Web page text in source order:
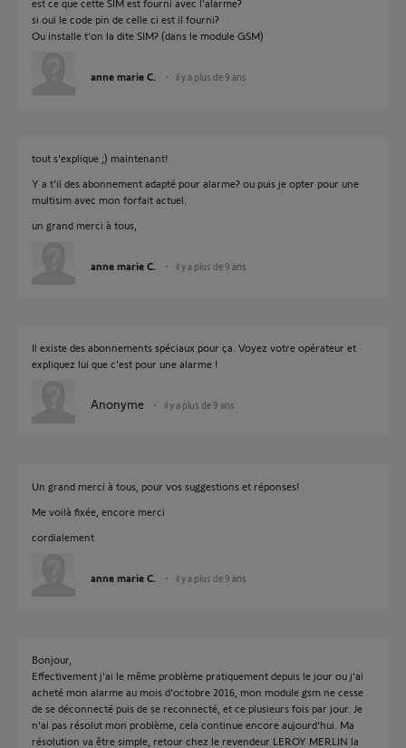
est ce que cette SIM est fourni avec l'alarme?
si oui le code pin de celle ci est il fourni?
Ou installe t'on la dite SIM? (dans le module GSM)
anne marie C. il y a plus de 9 ans
tout s'explique ;) maintenant!
Y a t'il des abonnement adapté pour alarme? ou puis je opter pour une
multisim avec mon forfait actuel.
un grand merci à tous,
anne marie C. il y a plus de 9 ans
Il existe des abonnements spéciaux pour ça. Voyez votre opérateur et
expliquez lui que c'est pour une alarme !
Anonyme il y a plus de 9 ans
Un grand merci à tous, pour vos suggestions et réponses!
Me voilà fixée, encore merci
cordialement
anne marie C. il y a plus de 9 ans
Bonjour,
Effectivement j'ai le même problème pratiquement depuis le jour ou j'ai
acheté mon alarme au mois d'octobre 2016, mon module gsm ne cesse
de se déconnecté puis de se reconnecté, et ce plusieurs fois par jour. Je
n'ai pas résolut mon problème, cela continue encore aujourd'hui. Ma
résolution va être simple, retour chez le revendeur LEROY MERLIN la